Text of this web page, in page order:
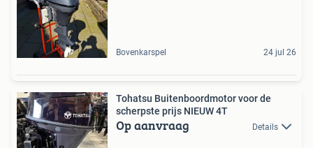
Bovenkarspel 24 jul 26
Tohatsu Buitenboordmotor voor de
scherpste prijs NIEUW 4T
Op aanvraag Details